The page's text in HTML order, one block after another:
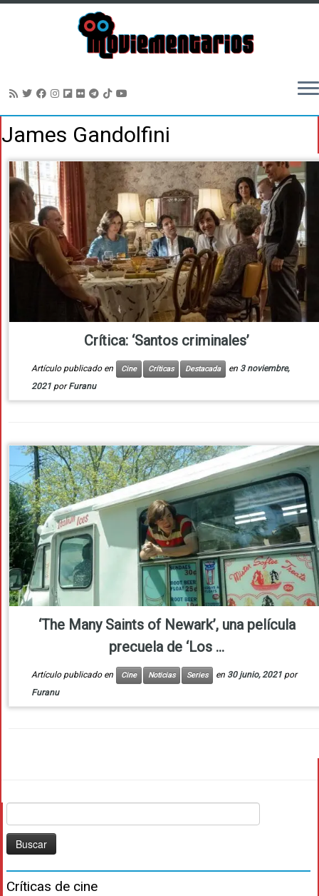
alJames Gandolfini
Crítica: ‘Santos criminales’
Artículo publicado en Cine Críticas Destacada en 3 noviembre,
2021 porFuranu
‘The Many Saints of Newark’, una película
precuela de ‘Los ...
Artículo publicado en Cine Noticias Series en 30 junio, 2021 por
Furanu
Críticas de cine